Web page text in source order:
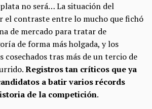
no será… La situación del
el contraste entre lo mucho que fichó
de mercado para tratar de
de forma más holgada, y los
cosechados tras más de un tercio de
Registros tan críticos que ya
a batir varios récords
de la competición.